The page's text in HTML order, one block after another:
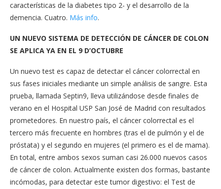
características de la diabetes tipo 2- y el desarrollo de la
demencia. Cuatro. Más info.
UN NUEVO SISTEMA DE DETECCIÓN DE CÁNCER DE COLON
SE APLICA YA EN EL 9 D’OCTUBRE
Un nuevo test es capaz de detectar el cáncer colorrectal en
sus fases iniciales mediante un simple análisis de sangre. Esta
prueba, llamada Septin9, lleva utilizándose desde finales de
verano en el Hospital USP San José de Madrid con resultados
prometedores. En nuestro país, el cáncer colorrectal es el
tercero más frecuente en hombres (tras el de pulmón y el de
próstata) y el segundo en mujeres (el primero es el de mama).
En total, entre ambos sexos suman casi 26.000 nuevos casos
de cáncer de colon. Actualmente existen dos formas, bastante
incómodas, para detectar este tumor digestivo: el Test de